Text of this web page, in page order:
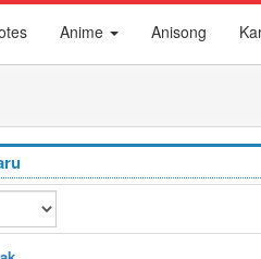
Anime Anisong